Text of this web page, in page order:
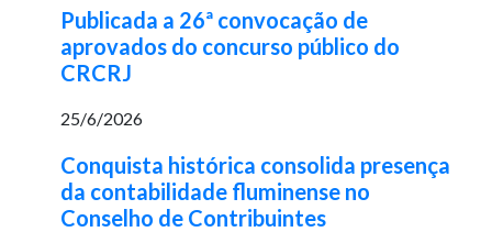
Publicada a 26ª convocação de
aprovados do concurso público do
CRCRJ
25/6/2026
Conquista histórica consolida presença
da contabilidade fluminense no
Conselho de Contribuintes